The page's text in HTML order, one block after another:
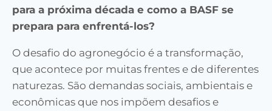
para a próxima década e como a BASF se
prepara para enfrentá-los?
O desafio do agronegócio é a transformação,
que acontece por muitas frentes e de diferentes
naturezas. São demandas sociais, ambientais e
econômicas que nos impõem desafios e